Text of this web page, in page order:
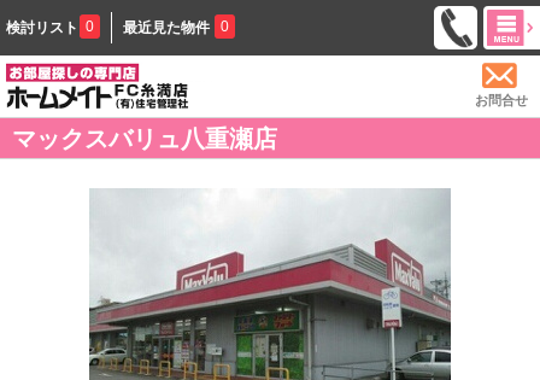
検討リスト 0 最近見た物件 0
お問合せ
マックスバリュ八重瀬店